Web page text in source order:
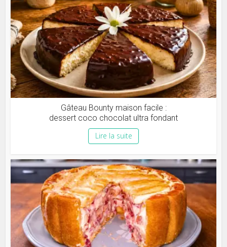
Gâteau Bounty maison facile :
dessert coco chocolat ultra fondant
Lire la suite